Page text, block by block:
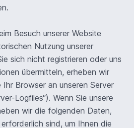
Besuch unserer Website
Nutzung unserer
sich nicht registrieren oder uns
übermitteln, erheben wir
Browser an unseren Server
Logfiles“). Wenn Sie unsere
wir die folgenden Daten,
sind, um Ihnen die